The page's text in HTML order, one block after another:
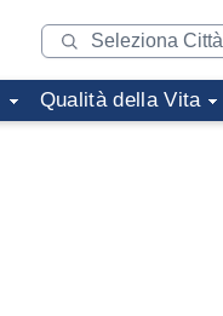
Qualità della Vita